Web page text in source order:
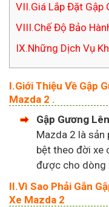
VII.Giá Lắp Đặt Gập
VIII.Chế Độ Bảo
IX.Những Dịch Vụ
I.Giới Thiệu Về Gập
Mazda 2 .
Gập Gương
Mazda 2 là sản
bệt theo đời xe
được cho dòng
II.Vì Sao Phải Gắn
Xe Mazda 2